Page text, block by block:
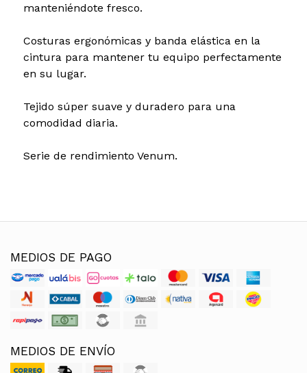
manteniéndote fresco.
Costuras ergonómicas y banda elástica en la
cintura para mantener tu equipo perfectamente
en su lugar.
Tejido súper suave y duradero para una
comodidad diaria.
Serie de rendimiento Venum.
MEDIOS DE PAGO
MEDIOS DE ENVÍO